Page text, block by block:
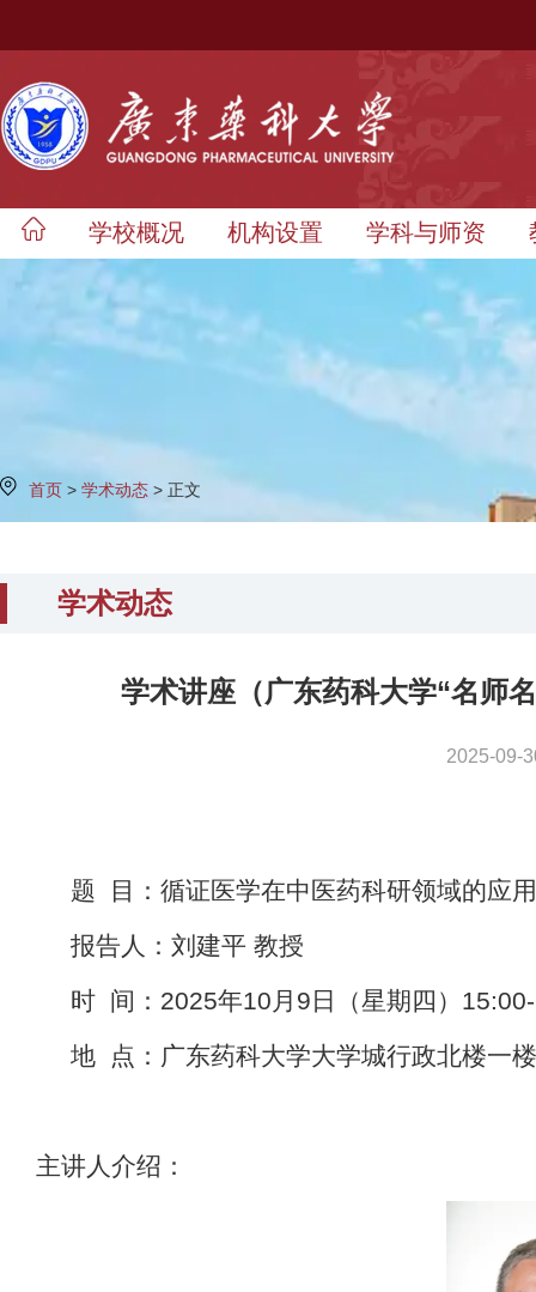
学校概况 机构设置 学科与师资
首页 > 学术动态 > 正文
学术动态
学术讲座（广东药科大学“名师
2025-
题 目： 循证医学在中医药科研领域的应用
报告人：刘建平 教授
时 间： 2025年10 月 9 日（星期四 ） 15:0
地 点： 广东药科大学大学城行政北楼一
主讲人介绍：